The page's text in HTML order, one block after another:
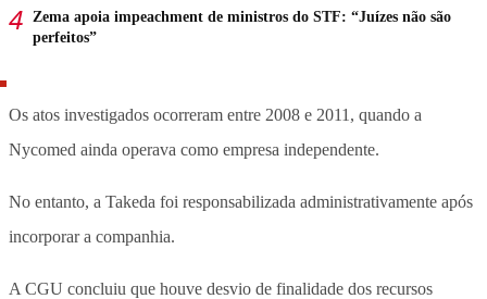
Zema apoia impeachment de ministros do STF: “Juízes não são
perfeitos”
Os atos investigados ocorreram entre 2008 e 2011, quando a
Nycomed ainda operava como empresa independente.
No entanto, a Takeda foi responsabilizada administrativamente após
incorporar a companhia.
A CGU concluiu que houve desvio de finalidade dos recursos